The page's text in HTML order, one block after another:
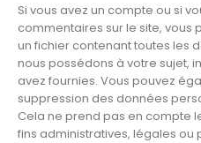
Si vous avez un compte ou si
commentaires sur le site,
un fichier contenant toutes les
nous possédons à votre sujet,
avez fournies. Vous pouvez
suppression des données
Cela ne prend pas en compte
fins administratives, légales ou